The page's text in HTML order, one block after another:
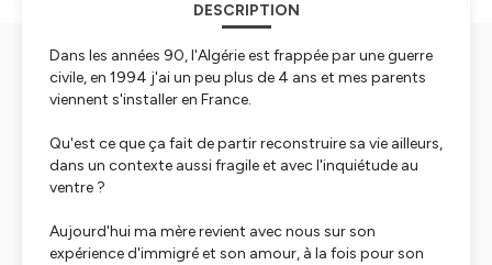
DESCRIPTION
Dans les années 90, l'Algérie est frappée par une guerre
civile, en 1994 j'ai un peu plus de 4 ans et mes parents
viennent s'installer en France.
Qu'est ce que ça fait de partir reconstruire sa vie ailleurs,
dans un contexte aussi fragile et avec l'inquiétude au
ventre ?
Aujourd'hui ma mère revient avec nous sur son
expérience d'immigré et son amour, à la fois pour son